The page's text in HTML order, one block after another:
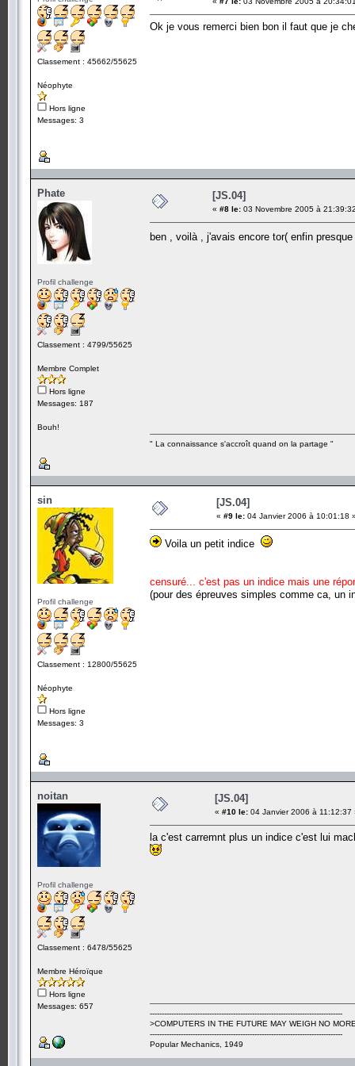
Classement : 45662/55625
Néophyte
Hors ligne
Messages: 3
Ok je vous remerci bien bon il faut que je
Phate
Profil challenge
Classement : 4799/55625
Membre Complet
Hors ligne
Messages: 187
Bouh!
[JS.04]
« #8 le: 03 Novembre 2005 à
ben , voilà , j'avais encore tor( enfin
" La connaissance s'accroît quand on la partage "
sin
Profil challenge
Classement : 12800/55625
Néophyte
Hors ligne
Messages: 3
[JS.04]
« #9 le: 04 Janvier 2006 à 10:01:18
Voila un petit indice
censuré... c'est pas un indice mais une
(pour des épreuves simples comme ca, un
noitan
Profil challenge
Classement : 6478/55625
Membre Héroïque
Hors ligne
Messages: 657
[JS.04]
« #10 le: 04 Janvier 2006 à 11:12:37
la c'est carremnt plus un indice c'est lui
---------------------------------------------------------------------------------
>COMPUTERS IN THE FUTURE MAY WEIGH NO
---------------------------------------------------------------------------------
Popular Mechanics, 1949